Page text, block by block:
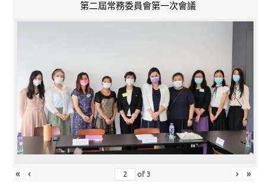
第二屆常務委員會第一次會議
« ‹ of3 › »